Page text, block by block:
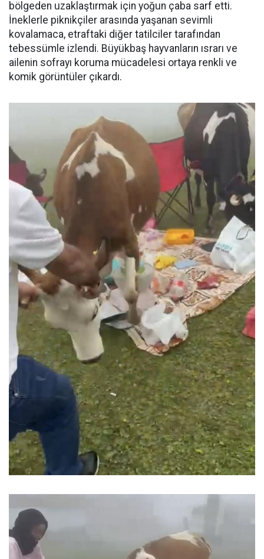
bölgeden uzaklaştırmak için yoğun çaba sarf etti.
İneklerle piknikçiler arasında yaşanan sevimli
kovalamaca, etraftaki diğer tatilciler tarafından
tebessümle izlendi. Büyükbaş hayvanların ısrarı ve
ailenin sofrayı koruma mücadelesi ortaya renkli ve
komik görüntüler çıkardı.